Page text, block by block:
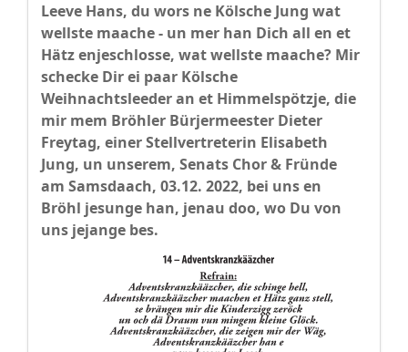
Leeve Hans, du wors ne Kölsche Jung wat
wellste maache - un mer han Dich all en et
Hätz enjeschlosse, wat wellste maache? Mir
schecke Dir ei paar Kölsche
Weihnachtsleeder an et Himmelspötzje, die
mir mem Bröhler Bürjermeester Dieter
Freytag, einer Stellvertreterin Elisabeth
Jung, un unserem, Senats Chor & Fründe
am Samsdaach, 03.12. 2022, bei uns en
Bröhl jesunge han, jenau doo, wo Du von
uns jejange bes.